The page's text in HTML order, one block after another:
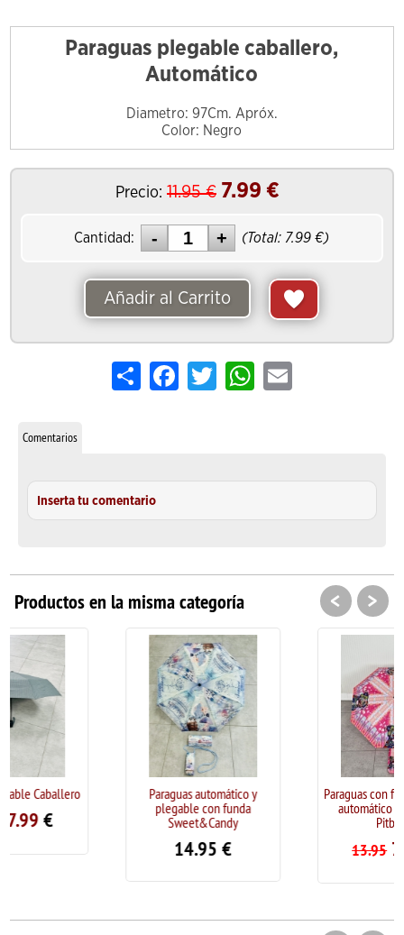
Paraguas plegable caballero,
Automático
Diametro: 97Cm. Apróx.
Color: Negro
Precio: 11.95€ 7.99 €
Cantidad: (Total: 7.99 €)
Añadir al Carrito
Share FacebookTwitterWhatsApp
Email
Comentarios
Inserta tu comentario
Productos en la misma categoría
Paraguas automático y
plegable con funda
Paraguas con funda plegable
automático "Estampado
< >